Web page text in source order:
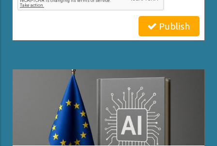
Publish